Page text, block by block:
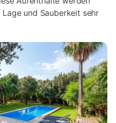
und Sauberkeit sehr